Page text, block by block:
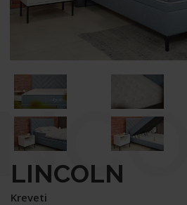
LINCOLN
Kreveti